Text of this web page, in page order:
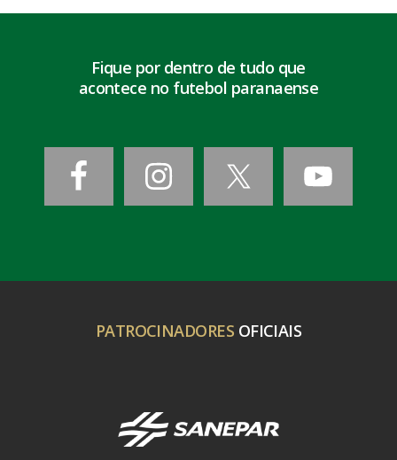
Fique por dentro de tudo que
acontece no futebol paranaense
PATROCINADORES OFICIAIS